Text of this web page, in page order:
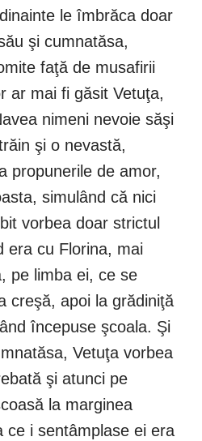
le îmbrăca doar
şi cumnatăsa,
faţă de musafirii
ar mai fi găsit Vetuţa,
nimeni nevoie săşi
şi o nevastă,
propunerile de amor,
simulând că nici
vorbea doar strictul
era cu Florina, mai
pe limba ei, ce se
creşă, apoi la grădiniţă
începuse şcoala. Şi
Vetuţa vorbea
şi atunci pe
la marginea
ce i sentâmplase ei era